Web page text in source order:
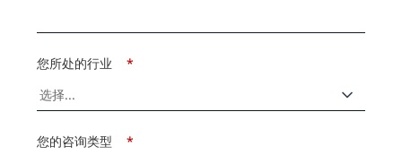
*
您所处的行业
*
您的咨询类型